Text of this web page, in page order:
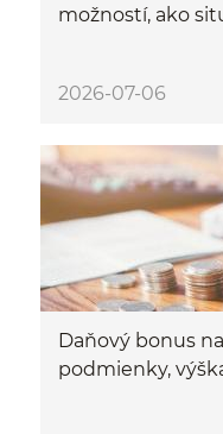
možností, ako
2026-07-06
Daňový bonus
podmienky,